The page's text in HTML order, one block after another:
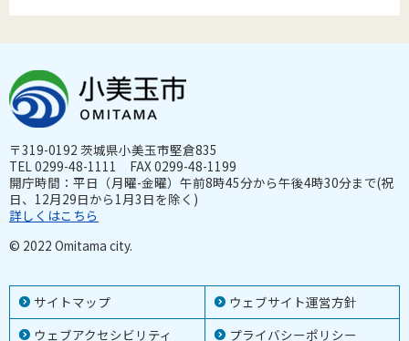
サイトマップ
ウェブサイト運営方針
ウェブアクセシビリティ
プライバシーポリシー
〒319-0192 茨城県小美玉市堅倉835
TEL 0299-48-1111 FAX 0299-48-1199
開庁時間：平日（月曜-金曜）午前8時45分から午後4時30分まで(祝
日、12月29日から1月3日を除く)
詳しくはこちら
© 2022 Omitama city.